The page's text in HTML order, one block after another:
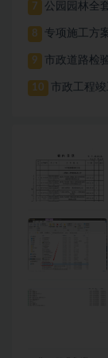
7 公园园林全
8 专项施工方
9 市政道路检
10 市政工程